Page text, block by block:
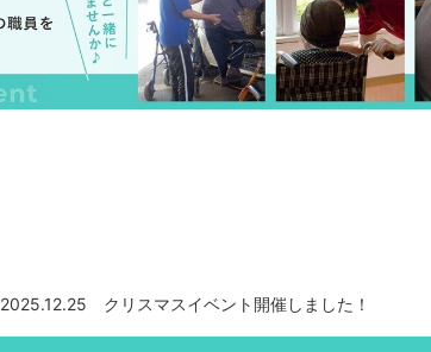
2025.12.25 クリスマスイベント開催しました！